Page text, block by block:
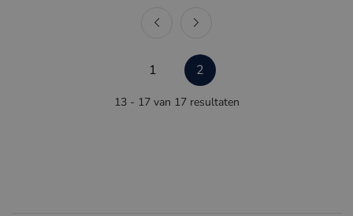
1 2
13 - 17 van 17 resultaten